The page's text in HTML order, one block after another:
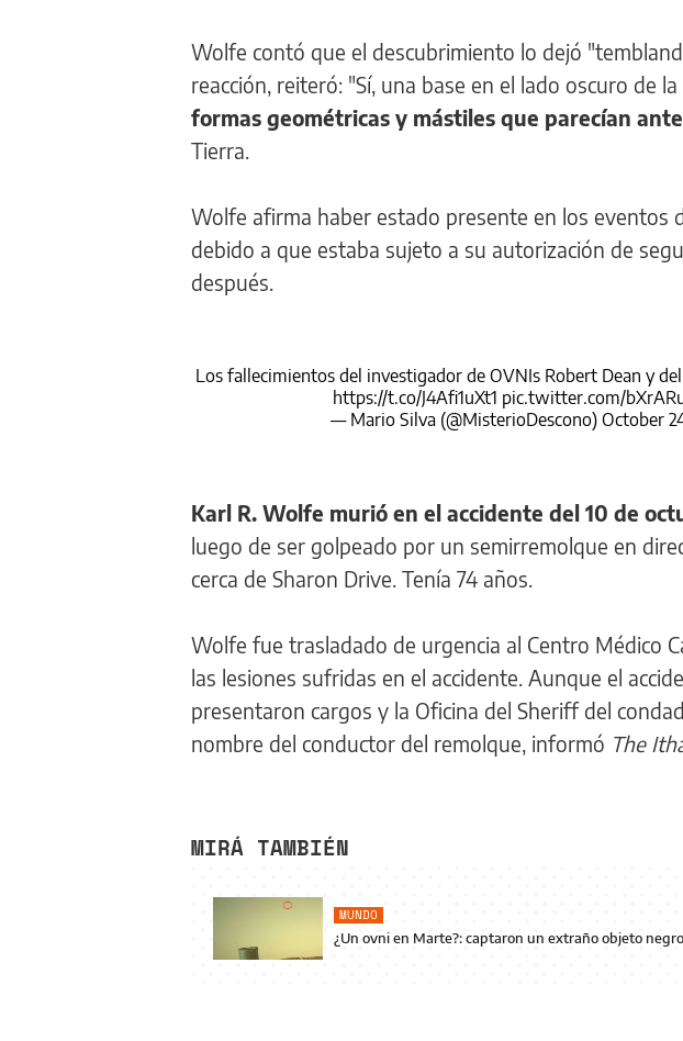
Wolfe contó que el descubrimiento lo dejó
reacción, reiteró: "Sí, una base en el lado oscuro de
formas geométricas y mástiles que parecían
Tierra.
Wolfe afirma haber estado presente en los eventos
debido a que estaba sujeto a su autorización de
después.
Los fallecimientos del investigador de OVNIs Robert Dean y
https://t.co/J4Afi1uXt1 pic.twitter.com/
— Mario Silva (@MisterioDescono) October
Karl R. Wolfe murió en el accidente del 10 de
luego de ser golpeado por un semirremolque en
cerca de Sharon Drive. Tenía 74 años.
Wolfe fue trasladado de urgencia al Centro Médico
las lesiones sufridas en el accidente. Aunque el
presentaron cargos y la Oficina del Sheriff del
nombre del conductor del remolque, informó The
MIRÁ TAMBIÉN
MUNDO
¿Un ovni en Marte?: captaron un extraño objeto